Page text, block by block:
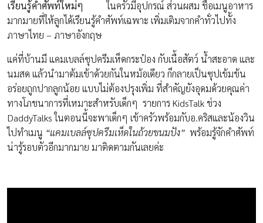
เรียนรู้คำศัพท์ใหม่ๆ ในครัวมีอุปกรณ์ ส่วนผสม ชื่อเมนูอาหาร
มากมายที่ให้ลูกได้เรียนรู้คำศัพท์เฉพาะ เพิ่มเติมจากคำทั่วไปทั้ง
ภาษาไทย – ภาษาอังกฤษ
แค่ที่บ้านมี แคมเบลล์ซุปครีมเห็ดกระป๋อง กับเนื้อสัตว์ น้ำสะอาด และ
นมสด แล้วนำมาต้มเข้าด้วยกันในหม้อเดียว ก็กลายเป็นซุปเข้มข้น
อร่อยถูกปากลูกน้อย แบบไม่ต้องปรุงเพิ่ม ที่สำคัญยังอุดมด้วยคุณค่า
ทางโภชนาการที่เหมาะสำหรับเด็กๆ รายการ KidsTalk ช่วง
DaddyTalks ในตอนนี้จะพาเด็กๆ เข้าครัวพร้อมกับอ.คริสและน้องวิน
ไปทำเมนู “แคมเบลล์ซุปครีมเห็ดในถ้วยขนมปัง” พร้อมรู้จักคำศัพท์
น่ารู้รอบตัวอีกมากมาย มาติดตามกันเลยค่ะ